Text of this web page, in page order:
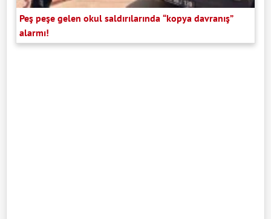
Peş peşe gelen okul saldırılarında “kopya davranış”
alarmı!